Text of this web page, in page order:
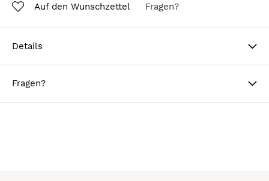
Auf den Wunschzettel Fragen?
Details
Fragen?